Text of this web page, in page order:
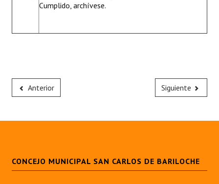
Cumplido, archívese.
Anterior Siguiente
CONCEJO MUNICIPAL SAN CARLOS DE BARILOCHE